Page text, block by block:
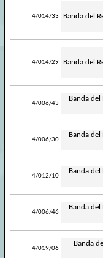
4/014/33 Banda del
4/014/29 Banda del
4/006/43
Banda del
4/006/30
Banda del
4/012/10
Banda del
4/006/46
Banda del
4/019/06
Banda